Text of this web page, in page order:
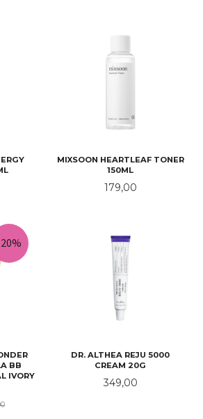
MIXSOON HEARTLEAF TONER
150ML
Pris
179,00
BB
IVORY
Rabatt
DR. ALTHEA REJU 5000
CREAM 20G
Pris
349,00